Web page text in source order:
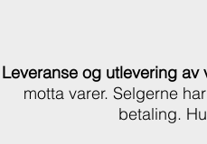
Leveranse og utlevering av
motta varer. Selgerne
betaling.